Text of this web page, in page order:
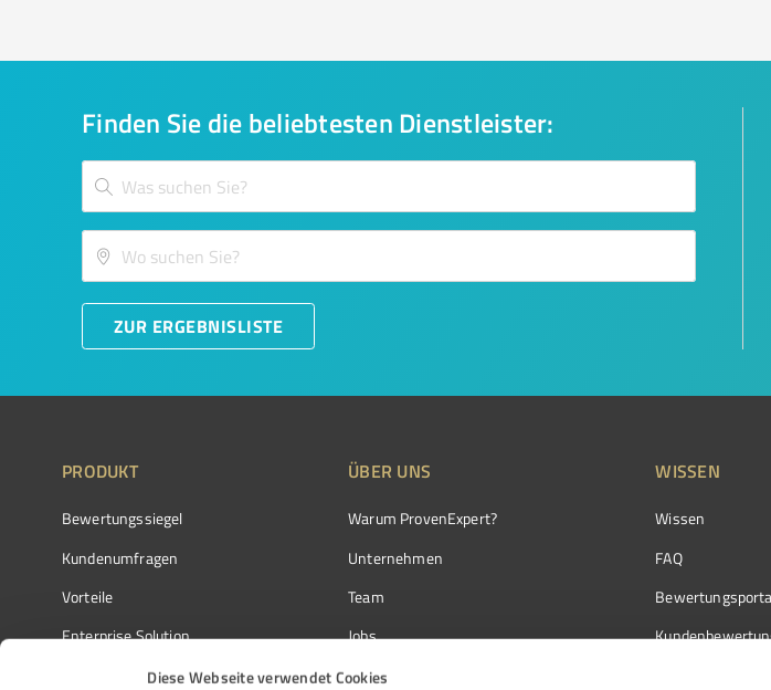
Diese Webseite verwendet Cookies
Finden Sie die beliebtesten Dienstleister:
ZUR ERGEBNISLISTE
PRODUKT
Bewertungssiegel
Kundenumfragen
Vorteile
Enterprise Solution
Partnerprogramm
ÜBER UNS
Warum ProvenExpert?
Unternehmen
Team
Jobs
Kundenstimmen
WISSEN
Wissen
FAQ